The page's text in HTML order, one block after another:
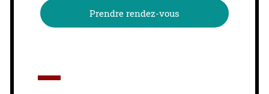
Prendre rendez-vous